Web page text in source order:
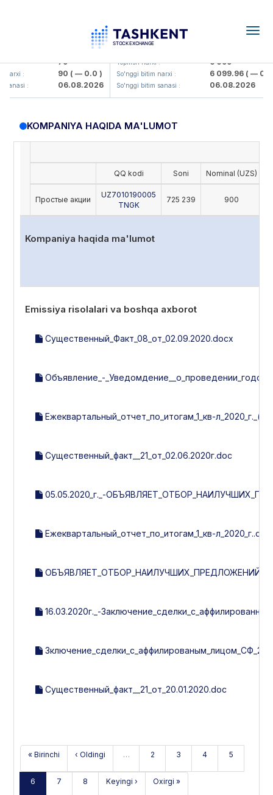
: 79
: 90( — 0.0 )
: 06.08.2026
UZMK (<O'zmetkombinat> AJ)
Yopilish narxi : 6 099
So'nggi bitim narxi : 6 099.96( — 0.0 )
So'nggi bitim sanasi : 06.08.2026
KOMPANIYA HAQIDA MA'LUMOT
QQ kodi Soni Nominal (UZS)
Простые акции
UZ7010190005
TNGK
725 239 900
Kompaniya haqida ma'lumot
Emissiya risolalari va boshqa axborot
Существенный_Факт_08_от_02.09.2020.docx
Объявление_-
Ежеквартальный_отчет_по_итогам_1_кв-
Существенный_факт__21_от_02.06.2020г.doc
05.05.2020_г._-
Ежеквартальный_отчет_по_итогам_1_кв-
16.03.2020г._-
Существенный_факт__21_от_20.01.2020.doc
« Birinchi ‹ Oldingi … 2 3 4 5
6 7 8 Keyingi › Oxirgi »